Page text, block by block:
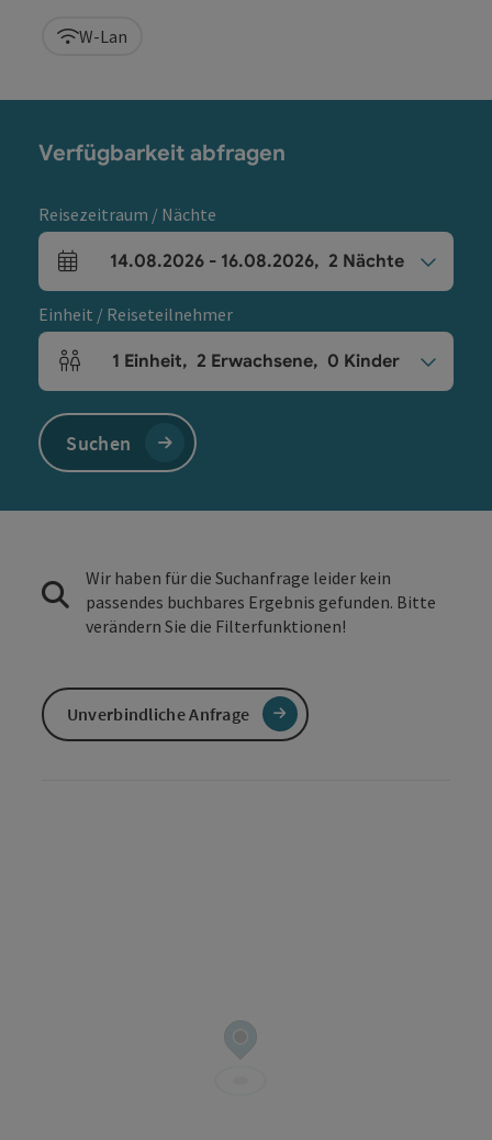
W-Lan
Verfügbarkeit abfragen
Reisezeitraum / Nächte
An- und Abreisefelder
14.08.2026 - 16.08.2026, 2 Nächte
Einheit / Reiseteilnehmer
Einheitenanzahl und Personenfelder
1 Einheit, 2 Erwachsene, 0 Kinder
Suchen
Wir haben für die Suchanfrage leider kein
passendes buchbares Ergebnis gefunden. Bitte
verändern Sie die Filterfunktionen!
Unverbindliche Anfrage